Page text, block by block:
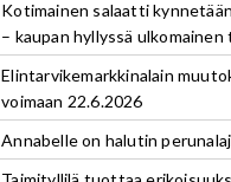
Kotimainen salaatti
– kaupan hyllyssä
Elintarvikemarkkinalain
voimaan 22.6.2026
Annabelle on halutin